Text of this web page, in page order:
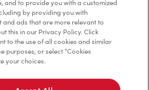
and to provide you with a customized
by providing you with
and ads that are more relevant to
this in our Privacy Policy. Click
to the use of all cookies and similar
purposes, or select “Cookies
your choices.